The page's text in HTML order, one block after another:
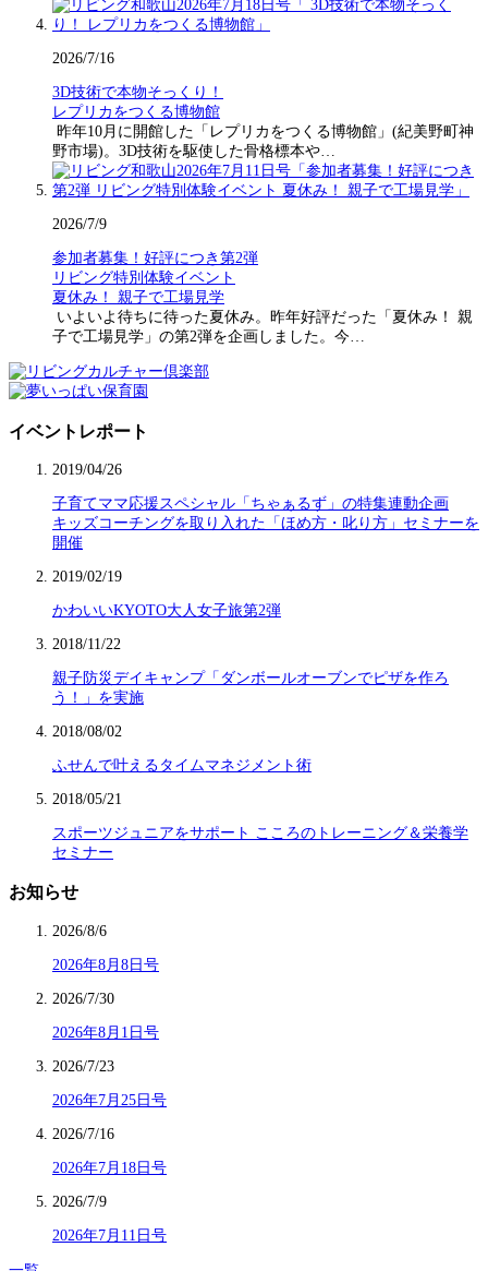
2026/7/16
3D技術で本物そっくり！
レプリカをつくる博物館
昨年10月に開館した「レプリカをつくる博物館」(紀美野町神
野市場)。3D技術を駆使した骨格標本や…
2026/7/9
参加者募集！好評につき第2弾
リビング特別体験イベント
夏休み！ 親子で工場見学
いよいよ待ちに待った夏休み。昨年好評だった「夏休み！ 親
子で工場見学」の第2弾を企画しました。今…
イベントレポート
2019/04/26
子育てママ応援スペシャル「ちゃぁるず」の特集連動企画
キッズコーチングを取り入れた「ほめ方・叱り方」セミナーを
開催
2019/02/19
かわいいKYOTO大人女子旅第2弾
2018/11/22
親子防災デイキャンプ「ダンボールオーブンでピザを作ろ
う！」を実施
2018/08/02
ふせんで叶えるタイムマネジメント術
2018/05/21
スポーツジュニアをサポート こころのトレーニング＆栄養学
セミナー
お知らせ
2026/8/6
2026年8月8日号
2026/7/30
2026年8月1日号
2026/7/23
2026年7月25日号
2026/7/16
2026年7月18日号
2026/7/9
2026年7月11日号